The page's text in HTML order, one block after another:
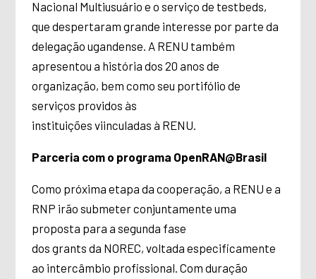
Nacional Multiusuário e o serviço de testbeds,
que despertaram grande interesse por parte da
delegação ugandense. A RENU também
apresentou a história dos 20 anos de
organização, bem como seu portifólio de
serviços providos às
instituições viinculadas à RENU.
Parceria com o programa OpenRAN@Brasil
Como próxima etapa da cooperação, a RENU e a
RNP irão submeter conjuntamente uma
proposta para a segunda fase
dos grants da NOREC, voltada especificamente
ao intercâmbio profissional. Com duração